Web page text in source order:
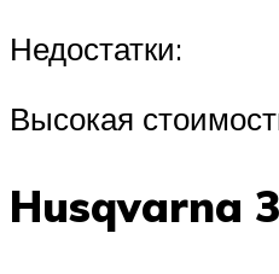
Недостатки:
Высокая
Husqvarna